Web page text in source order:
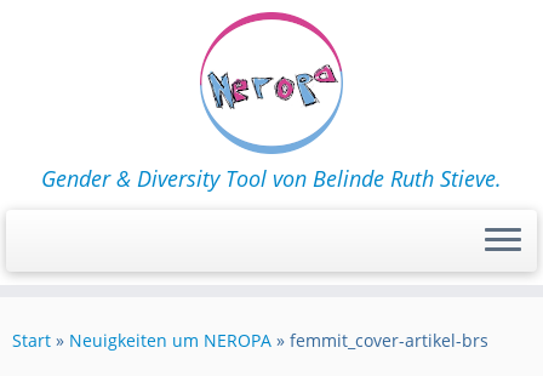
Inhalt
Gender & Diversity Tool von Belinde Ruth Stieve.
Start » Neuigkeiten um NEROPA » femmit_cover-artikel-brs